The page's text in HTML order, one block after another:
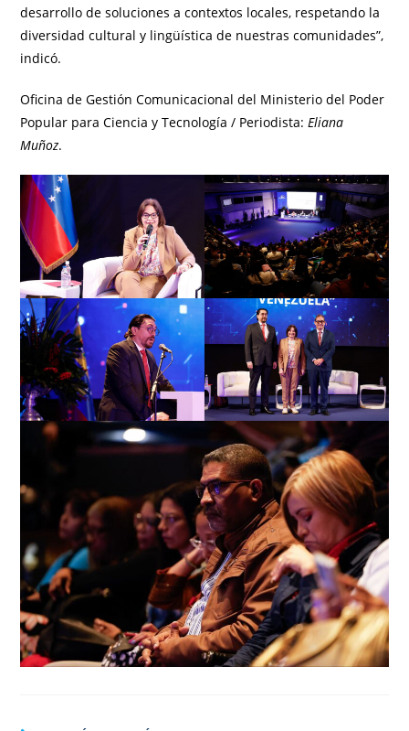
desarrollo de soluciones a contextos locales, respetando la
diversidad cultural y lingüística de nuestras comunidades”,
indicó.
Oficina de Gestión Comunicacional del Ministerio del Poder
Popular para Ciencia y Tecnología / Periodista:Eliana
Muñoz.